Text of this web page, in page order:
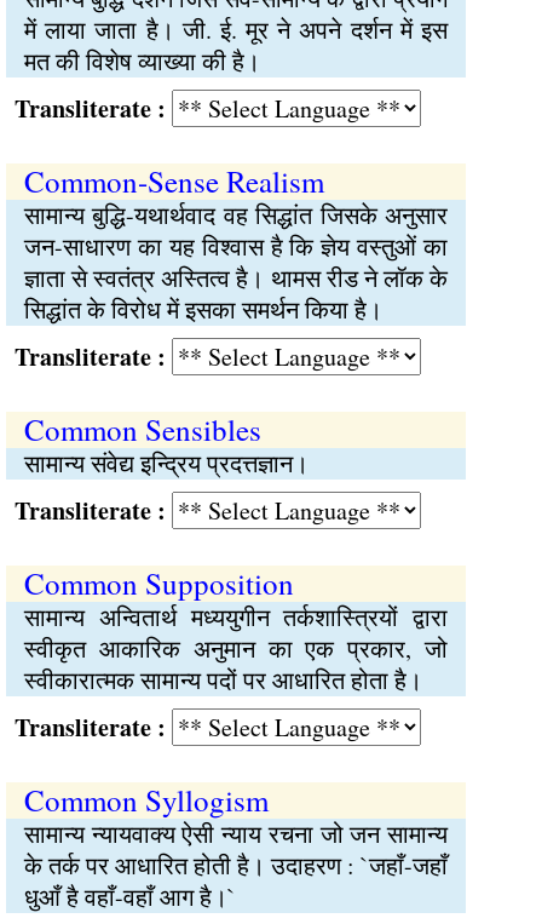
में लाया जाता है। जी. ई. मूर ने अपने दर्शन में इस
मत की विशेष व्याख्या की है।
:
Common-Sense Realism
सामान्य बुद्धि-यथार्थवाद वह सिद्धांत जिसके अनुसार
जन-साधारण का यह विश्वास है कि ज्ञेय वस्तुओं का
ज्ञाता से स्वतंत्र अस्तित्व है। थामस रीड ने लॉक के
सिद्धांत के विरोध में इसका समर्थन किया है।
:
Common Sensibles
सामान्य संवेद्य इन्द्रिय प्रदत्तज्ञान।
:
Common Supposition
सामान्य अन्वितार्थ मध्ययुगीन तर्कशास्त्रियों द्वारा
स्वीकृत आकारिक अनुमान का एक प्रकार, जो
स्वीकारात्मक सामान्य पदों पर आधारित होता है।
:
Common Syllogism
सामान्य न्यायवाक्य ऐसी न्याय रचना जो जन सामान्य
के तर्क पर आधारित होती है। उदाहरण : `जहाँ-जहाँ
धुआँ है वहाँ-वहाँ आग है।`